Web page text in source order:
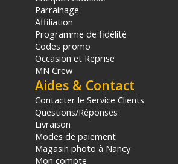
Parrainage
Affiliation
Programme de fidélité
Codes promo
Occasion et Reprise
MN Crew
Aides & Contact
Contacter le Service Clients
Questions/Réponses
Livraison
Modes de paiement
Magasin photo à Nancy
Mon compte